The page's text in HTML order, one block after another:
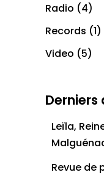
Radio (4)
Records (1)
Video (5)
Derniers
Leïla,
Revue de